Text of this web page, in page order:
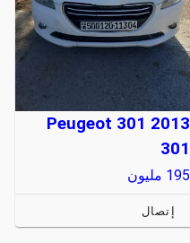
Peugeot 301 2013
301
195 مليون
إتصال